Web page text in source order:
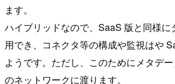
ます。
ハイブリッドなので、SaaS 版と同様に
用でき、コネクタ等の構成や監視はや
ようです。ただし、このためにメタデ
のネットワークに渡ります。